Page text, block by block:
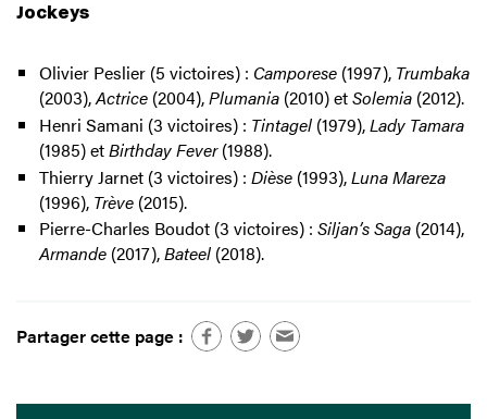
Jockeys
Olivier Peslier (5 victoires) : Camporese(1997), Trumbaka
(2003),Actrice (2004),Plumania(2010) etSolemia(2012).
Henri Samani (3 victoires) : Tintagel(1979),Lady Tamara
(1985) etBirthday Fever(1988).
Thierry Jarnet (3 victoires) : Dièse (1993),Luna Mareza
(1996), Trève (2015).
Pierre-Charles Boudot (3 victoires) : Siljan’s Saga(2014),
Armande (2017),Bateel(2018).
Partager cette page :